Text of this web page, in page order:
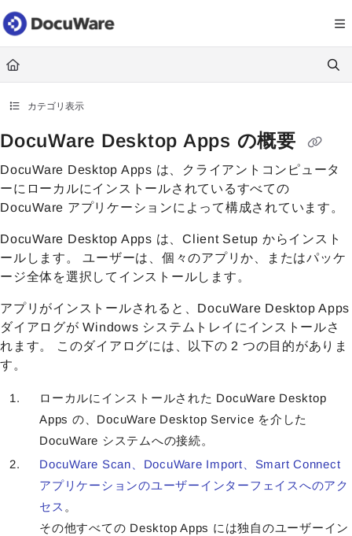
Documentation Index
Fetch the complete documentation index at: https://
Use this file to discover all available pages before exploring further.
カテゴリ表示
DocuWare Desktop Apps の概要
DocuWare Desktop Apps は、クライアントコンピュータ
ーにローカルにインストールされているすべての
DocuWare アプリケーションによって構成されています。
DocuWare Desktop Apps は、Client Setup からインスト
ールします。 ユーザーは、個々のアプリか、またはパッケ
ージ全体を選択してインストールします。
アプリがインストールされると、DocuWare Desktop Apps
ダイアログが Windows システムトレイにインストールさ
れます。 このダイアログには、以下の 2 つの目的がありま
す。
ローカルにインストールされた DocuWare Desktop
Apps の、DocuWare Desktop Service を介した
DocuWare システムへの接続。
DocuWare Scan、DocuWare Import、Smart Connect
アプリケーションのユーザーインターフェイスへのアク
セス 。
その他すべての Desktop Apps には独自のユーザーイン